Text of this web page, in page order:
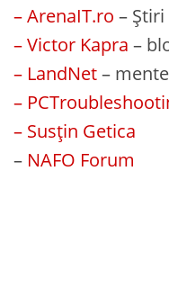
– ArenaIT.ro – Știri
– Victor Kapra –
– LandNet–
–
– Susțin Getica
– NAFO Forum